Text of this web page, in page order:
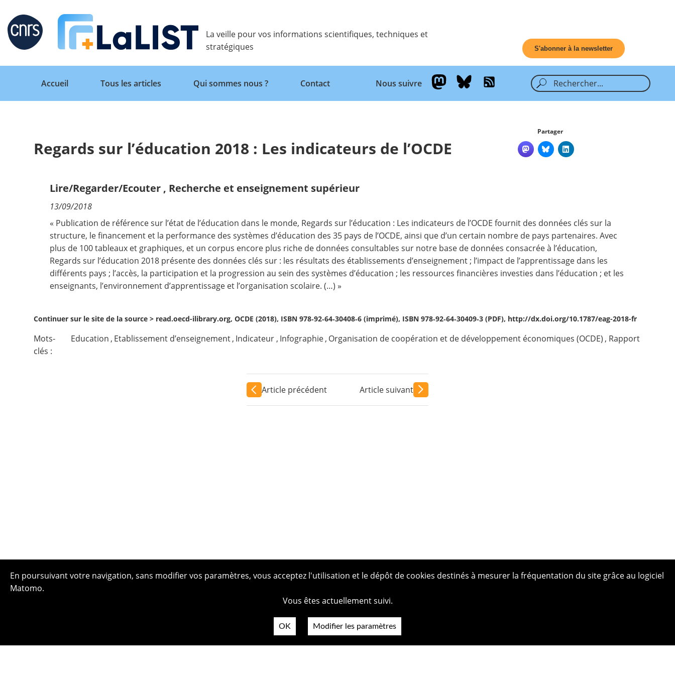
Retour
Accueil
Qui sommes nous ?
Nous suivre
La veille pour vos informations scientifiques, techniques et
stratégiques
S'abonner à la newsletter
Retour
Accueil
Tous les articles Qui sommes nous ? Contact Nous suivre
Regards sur l’éducation 2018 : Les indicateurs de l’OCDE
Partager
Lire/Regarder/Ecouter , Recherche et enseignement supérieur
13/09/2018
« Publication de référence sur l’état de l’éducation dans le monde, Regards sur l’éducation : Les indicateurs de l’OCDE fournit des données clés sur la
structure, le financement et la performance des systèmes d’éducation des 35 pays de l’OCDE, ainsi que d’un certain nombre de pays partenaires. Avec
plus de 100 tableaux et graphiques, et un corpus encore plus riche de données consultables sur notre base de données consacrée à l’éducation,
Regards sur l’éducation 2018 présente des données clés sur : les résultats des établissements d’enseignement ; l’impact de l’apprentissage dans les
différents pays ; l’accès, la participation et la progression au sein des systèmes d’éducation ; les ressources financières investies dans l’éducation ; et les
enseignants, l’environnement d’apprentissage et l’organisation scolaire. (…) »
Continuer sur le site de la source > read.oecd-ilibrary.org, OCDE (2018), ISBN 978‑92‑64‑30408‑6 (imprimé), ISBN 978‑92‑64‑30409‑3 (PDF), http://dx.doi.org/10.1787/eag-2018-fr
Mots-
clés :
Education , Etablissement d’enseignement, Indicateur , Infographie, Organisation de coopération et de développement économiques (OCDE) , Rapport
Article précédent Article suivant
En poursuivant votre navigation, sans modifier vos paramètres, vous acceptez l'utilisation et le dépôt de cookies destinés à mesurer la fréquentation du site grâce au logiciel
Matomo.
Vous êtes actuellement suivi.
OK Modifier les paramètres